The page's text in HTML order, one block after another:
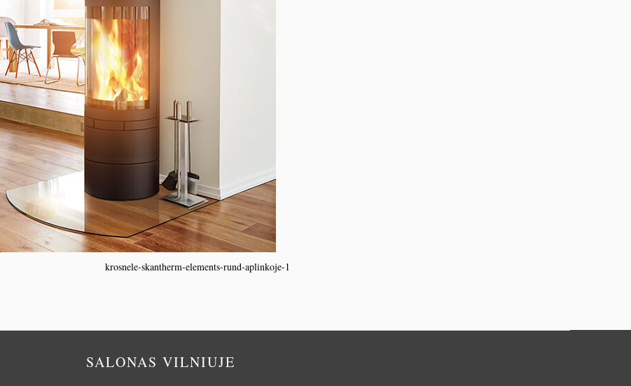
krosnele-skantherm-elements-rund-aplinkoje-1
SALONAS VILNIUJE